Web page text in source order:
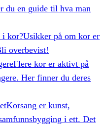
du en guide til hva man
i kor?Usikker på om kor er
overbevist!
Flere kor er aktivt på
Her finner du deres
Korsang er kunst,
i ett. Det